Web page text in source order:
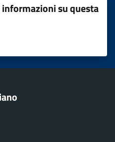
su questa
5